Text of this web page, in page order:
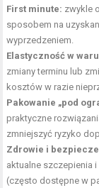
First minute: zwykle
sposobem na
wyprzedzeniem.
Elastyczność w
zmiany terminu lub
kosztów w razie
Pakowanie „pod
praktyczne
zmniejszyć ryzyko
Zdrowie i
aktualne szczepienia
(często dostępne w